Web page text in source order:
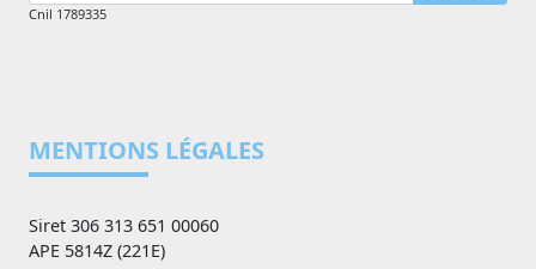
Cnil 1789335
MENTIONS LÉGALES
Siret 306 313 651 00060
APE 5814Z (221E)